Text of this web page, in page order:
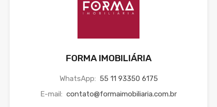
FORMA IMOBILIÁRIA
WhatsApp: 55 11 93350 6175
E-mail: contato@formaimobiliaria.com.br